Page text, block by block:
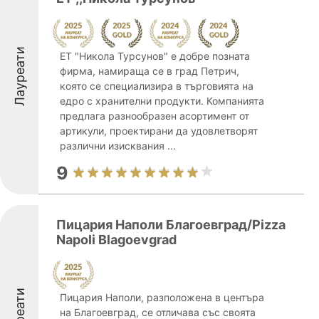
Лауреати
ЕТ "Никола Турсунов" е добре позната
фирма, намираща се в град Петрич,
която се специализира в търговията на
едро с хранителни продукти. Компанията
предлага разнообразен асортимент от
артикули, проектирани да удовлетворят
различни изисквания ...
9
Пицария Наполи Благоевград/Pizza
Napoli Blagoevgrad
Пицария Наполи, разположена в центъра
на Благоевград, се отличава със своята